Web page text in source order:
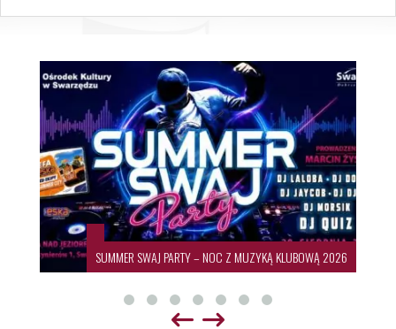
SUMMER SWAJ PARTY – NOC Z MUZYKĄ KLUBOWĄ 2026